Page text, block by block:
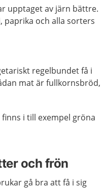
upptaget av järn bättre.
paprika och alla sorters
regelbundet få i
mat är fullkornsbröd,
i till exempel gröna
och frön
gå bra att få i sig